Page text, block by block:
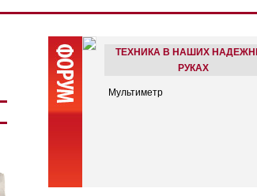
ТЕХНИКА В НАШИХ
РУКАХ
Мультиметр